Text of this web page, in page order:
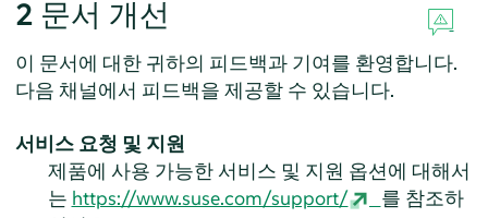
2 문서 개선
이 문서에 대한 귀하의 피드백과 기여를 환영합니다.
다음 채널에서 피드백을 제공할 수 있습니다.
서비스 요청 및 지원
제품에 사용 가능한 서비스 및 지원 옵션에 대해서
는 https://www.suse.com/support/
를 참조하